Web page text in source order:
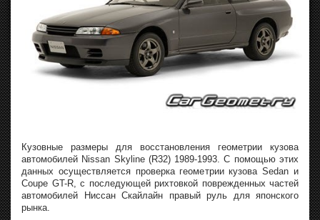
Кузовные размеры для восстановления геометрии кузова
автомобилей Nissan Skyline (R32) 1989-1993. С помощью этих
данных осуществляется проверка геометрии кузова Sedan и
Coupe GT-R, с последующей рихтовкой поврежденных частей
автомобилей Ниссан Скайлайн правый руль для японского
рынка.